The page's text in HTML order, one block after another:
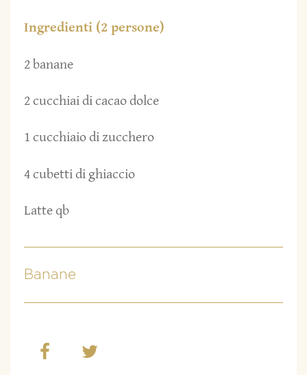
Ingredienti (2 persone)
2 banane
2 cucchiai di cacao dolce
1 cucchiaio di zucchero
4 cubetti di ghiaccio
Latte qb
Banane